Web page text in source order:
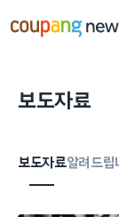
건너뛰기
보도자료
보도자료알려드립